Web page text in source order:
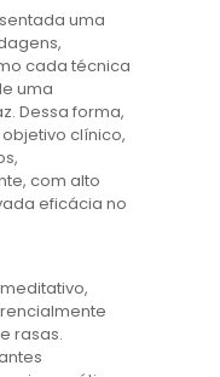
uma
cada técnica
uma
Dessa forma,
clínico,
com alto
eficácia no
rasas.